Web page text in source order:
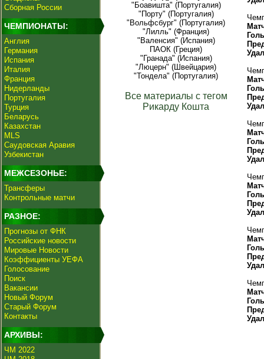
Сборная России
ЧЕМПИОНАТЫ:
Англия
Германия
Испания
Италия
Франция
Нидерланды
Португалия
Турция
Беларусь
Казахстан
MLS
Саудовская Аравия
Узбекистан
МЕЖСЕЗОНЬЕ:
Трансферы
Контрольные матчи
РАЗНОЕ:
Прогнозы от ФНК
Российские новости
Мировые Новости
Коэффициенты УЕФА
Голосование
Поиск
Вакансии
Новый Форум
Старый Форум
Контакты
АРХИВЫ:
ЧМ 2022
"Боавишта" (Португалия)
"Порту" (Португалия)
"Вольфсбург" (Португалия)
"Лилль" (Франция)
"Валенсия" (Испания)
ПАОК (Греция)
"Гранада" (Испания)
"Люцерн" (Швейцария)
"Тондела" (Португалия)
Все материалы с тегом
Рикарду Кошта